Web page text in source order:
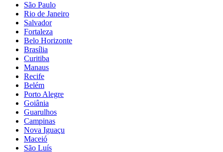
São Paulo
Rio de Janeiro
Salvador
Fortaleza
Belo Horizonte
Brasília
Curitiba
Manaus
Recife
Belém
Porto Alegre
Goiânia
Guarulhos
Campinas
Nova Iguaçu
Maceió
São Luís